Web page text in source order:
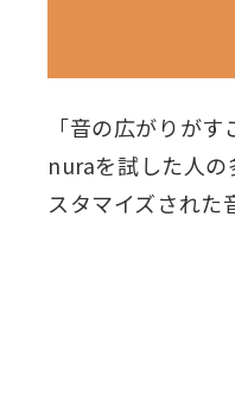
「音の広がりが
nuraを試した人
スタマイズされた